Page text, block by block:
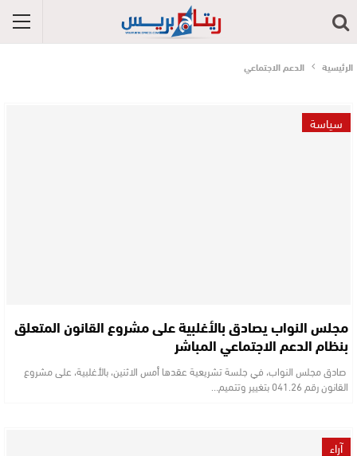
الرئيسية الدعم الاجتماعي
سياسة
مجلس النواب يصادق بالأغلبية على مشروع القانون المتعلق
بنظام الدعم الاجتماعي المباشر
صادق مجلس النواب، في جلسة تشريعية عقدها أمس الاثنين، بالأغلبية، على مشروع
القانون رقم 041.26 بتغيير وتتميم…
آراء